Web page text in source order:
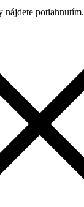
nájdete potiahnutím.